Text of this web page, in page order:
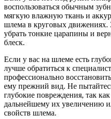
воспользоваться обычным
мягкую влажную ткань и
шлема в круговых
убрать тонкие царапины и
блеск.
Если у вас на шлеме есть
лучше обратиться к
профессионально
ему прежний вид. Не
глубокие повреждения, так
дальнейшему их увеличению
свойств шлема.